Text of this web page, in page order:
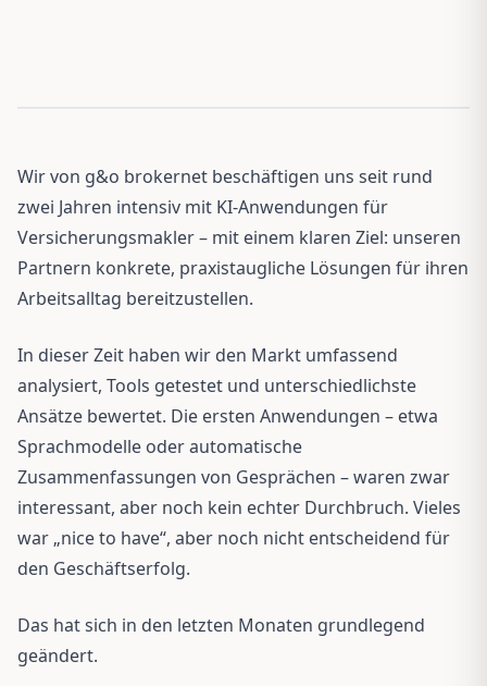
Wir von g&o brokernet beschäftigen uns seit rund
zwei Jahren intensiv mit KI-Anwendungen für
Versicherungsmakler – mit einem klaren Ziel: unseren
Partnern konkrete, praxistaugliche Lösungen für ihren
Arbeitsalltag bereitzustellen.
In dieser Zeit haben wir den Markt umfassend
analysiert, Tools getestet und unterschiedlichste
Ansätze bewertet. Die ersten Anwendungen – etwa
Sprachmodelle oder automatische
Zusammenfassungen von Gesprächen – waren zwar
interessant, aber noch kein echter Durchbruch. Vieles
war „nice to have“, aber noch nicht entscheidend für
den Geschäftserfolg.
Das hat sich in den letzten Monaten grundlegend
geändert.